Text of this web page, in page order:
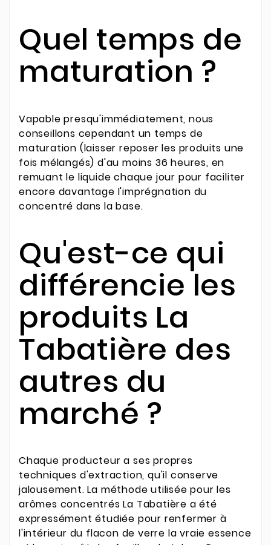
Quel temps de
maturation ?
Vapable presqu'immédiatement, nous
conseillons cependant un temps de
maturation (laisser reposer les produits une
fois mélangés) d'au moins 36 heures, en
remuant le liquide chaque jour pour faciliter
encore davantage l'imprégnation du
concentré dans la base.
Qu'est-ce qui
différencie les
produits La
Tabatière des
autres du
marché ?
Chaque producteur a ses propres
techniques d'extraction, qu'il conserve
jalousement. La méthode utilisée pour les
arômes concentrés La Tabatière a été
expressément étudiée pour renfermer à
l'intérieur du flacon de verre la vraie essence